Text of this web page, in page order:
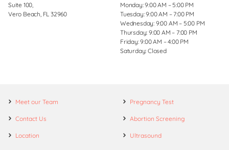
Suite 100,
Vero Beach, FL 32960
Monday: 9:00 AM – 5:00 PM
Tuesday: 9:00 AM – 7:00 PM
Wednesday: 9:00 AM – 5:00 PM
Thursday: 9:00 AM – 7:00 PM
Friday: 9:00 AM – 4:00 PM
Saturday: Closed
Meet our Team
Contact Us
Location
Pregnancy Test
Abortion Screening
Ultrasound